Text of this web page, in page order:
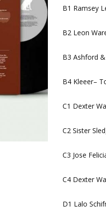
B1 Ramsey
B2 Leon
B3 Ashford
B4 Kleeer–
C1 Dexter
C2 Sister
C3 Jose
C4 Dexter
D1 Lalo